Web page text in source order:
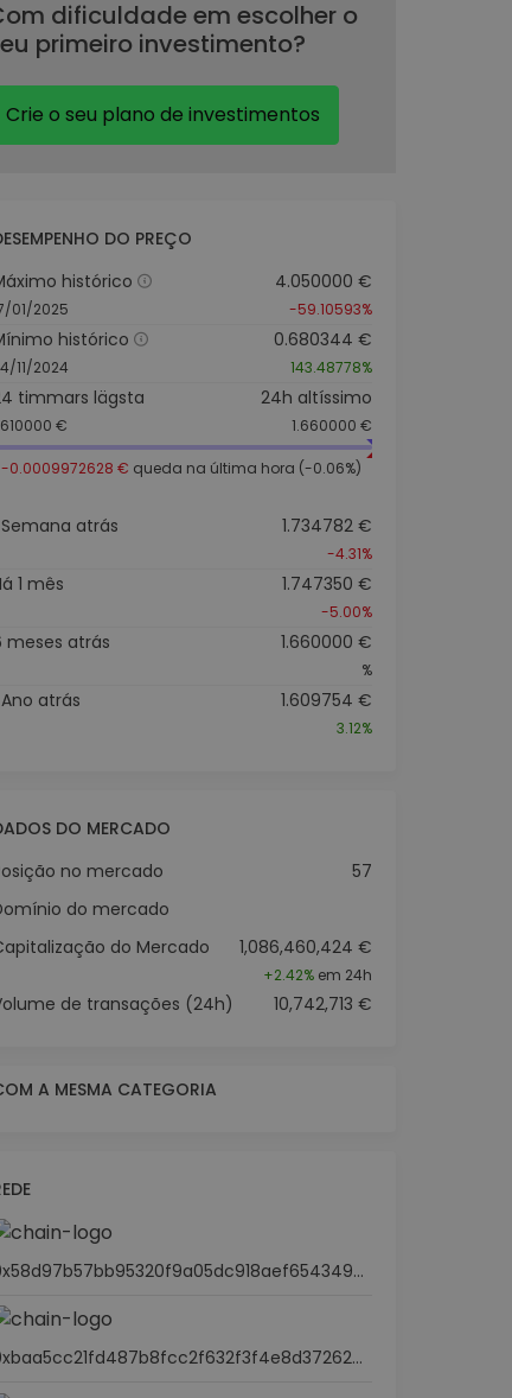
dificuldade em escolher o
primeiro investimento?
Crie o seu plano de investimentos
DO PREÇO
histórico
01/2025
4.050000 €
-59.10593%
histórico
11/2024
0.680344 €
143.48778%
timmars lägsta
€
24h altíssimo
1.660000 €
-0.0009972628 € queda na última hora (-0.06%)
Semana atrás 1.734782 €
-4.31%
1 mês 1.747350 €
-5.00%
meses atrás 1.660000 €
%
Ano atrás 1.609754 €
3.12%
DO MERCADO
no mercado
57
do mercado
do Mercado
1,086,460,424 €
+2.42%em 24h
de transações (24h) 10,742,713 €
A MESMA CATEGORIA
0x58d97b57bb95320f9a05dc918aef65434969c2b2
0xbaa5cc21fd487b8fcc2f632f3f4e8d37262a0842